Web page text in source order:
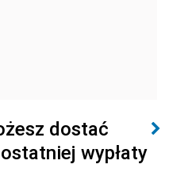
dostać
wypłaty